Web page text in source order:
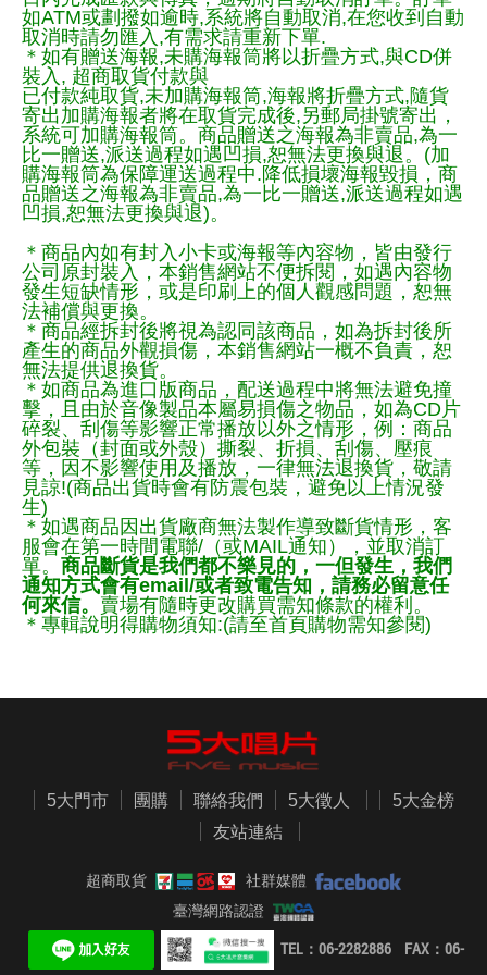
如ATM或劃撥如逾時,系統將自動取消,在您收到自動
取消時請勿匯入,有需求請重新下單.
＊如有贈送海報,未購海報筒將以折疊方式,與CD併
裝入, 超商取貨付款與
已付款純取貨,未加購海報筒,海報將折疊方式,隨貨
寄出加購海報者將在取貨完成後,另郵局掛號寄出，
系統可加購海報筒。商品贈送之海報為非賣品,為一
比一贈送,派送過程如遇凹損,恕無法更換與退。(加
購海報筒為保障運送過程中.降低損壞海報毀損，商
品贈送之海報為非賣品,為一比一贈送,派送過程如遇
凹損,恕無法更換與退)。
＊商品內如有封入小卡或海報等內容物，皆由發行
公司原封裝入，本銷售網站不便拆閱，如遇內容物
發生短缺情形，或是印刷上的個人觀感問題，恕無
法補償與更換。
＊商品經拆封後將視為認同該商品，如為拆封後所
產生的商品外觀損傷，本銷售網站一概不負責，恕
無法提供退換貨。
＊如商品為進口版商品，配送過程中將無法避免撞
擊，且由於音像製品本屬易損傷之物品，如為CD片
碎裂、刮傷等影響正常播放以外之情形，例：商品
外包裝（封面或外殼）撕裂、折損、刮傷、壓痕
等，因不影響使用及播放，一律無法退換貨，敬請
見諒!(商品出貨時會有防震包裝，避免以上情況發
生)
＊如遇商品因出貨廠商無法製作導致斷貨情形，客
服會在第一時間電聯/（或MAIL通知），並取消訂
單。 商品斷貨是我們都不樂見的，一但發生，我們
通知方式會有email/或者致電告知，請務必留意任
何來信。 賣場有隨時更改購買需知條款的權利。
＊專輯說明得購物須知:(請至首頁購物需知參閱)
5大門市 團購 聯絡我們 5大徵人
5大金榜
友站連結
超商取貨
社群媒體
臺灣網路認證
TEL：06-2282886 FAX：06-